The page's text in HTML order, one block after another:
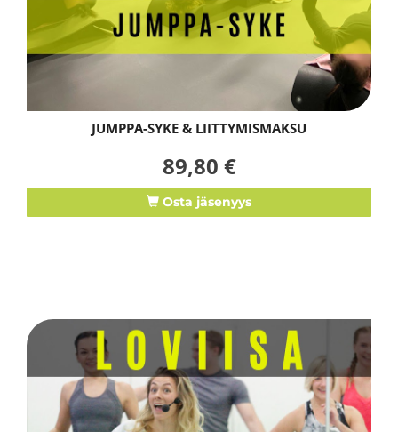
JUMPPA-SYKE & LIITTYMISMAKSU
89,80 €
Osta jäsenyys